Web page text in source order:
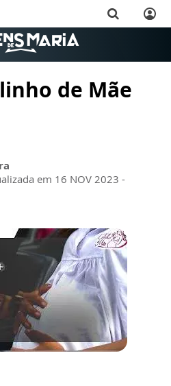
de Mãe
em 16 NOV 2023 -